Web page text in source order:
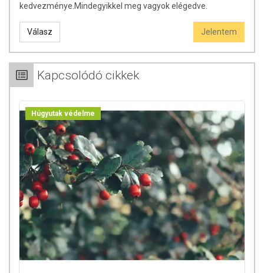
kedvezménye.Mindegyikkel meg vagyok elégedve.
Válasz Jelentem
Kapcsolódó cikkek
Húgyutak védelme